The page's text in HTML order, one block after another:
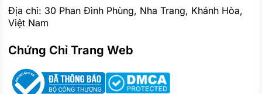
Địa chỉ: 30 Phan Đình Phùng, Nha Trang, Khánh Hòa,
Việt Nam
Chứng Chỉ Trang Web